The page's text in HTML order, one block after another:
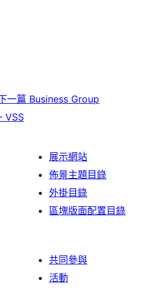
一篇 Business Group
VSS
展示網站
佈景主題目錄
外掛目錄
區塊版面配置目錄
共同參與
活動